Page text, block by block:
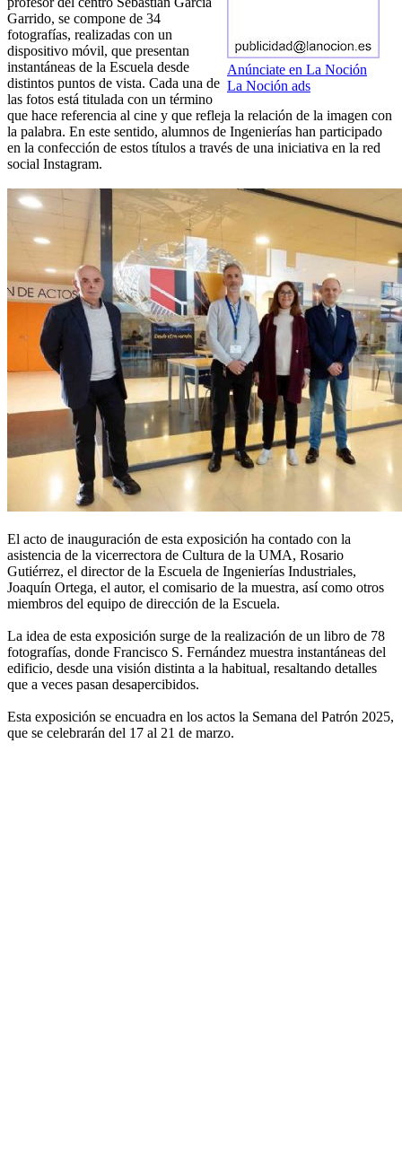
Anúnciate en La Noción
La Noción ads
Garrido, se compone de 34
fotografías, realizadas con un
dispositivo móvil, que presentan
instantáneas de la Escuela desde
distintos puntos de vista. Cada una de
las fotos está titulada con un término
que hace referencia al cine y que refleja la relación de la imagen con
la palabra. En este sentido, alumnos de Ingenierías han participado
en la confección de estos títulos a través de una iniciativa en la red
social Instagram.
El acto de inauguración de esta exposición ha contado con la
asistencia de la vicerrectora de Cultura de la UMA, Rosario
Gutiérrez, el director de la Escuela de Ingenierías Industriales,
Joaquín Ortega, el autor, el comisario de la muestra, así como otros
miembros del equipo de dirección de la Escuela.
La idea de esta exposición surge de la realización de un libro de 78
fotografías, donde Francisco S. Fernández muestra instantáneas del
edificio, desde una visión distinta a la habitual, resaltando detalles
que a veces pasan desapercibidos.
Esta exposición se encuadra en los actos la Semana del Patrón 2025,
que se celebrarán del 17 al 21 de marzo.